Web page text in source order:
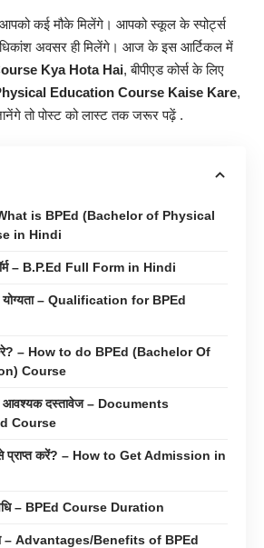
आपको कई मौके मिलेंगे। आपको स्कूल के स्पोर्ट्स
अवसर ही मिलेंगे। आज के इस आर्टिकल में
Kya Hota Hai, बीपीएड कोर्स के लिए
Education Course Kaise Kare,
तो पोस्ट को लास्ट तक जरूर पढ़ें .
What is BPEd (Bachelor of Physical
in Hindi
– B.P.Ed Full Form in Hindi
योग्यता – Qualification for BPEd
करे? – How to do BPEd (Bachelor Of
Course
आवश्यक दस्तावेज – Documents
Course
प्राप्त करें? – How to Get Admission in
– BPEd Course Duration
– Advantages/Benefits of BPEd